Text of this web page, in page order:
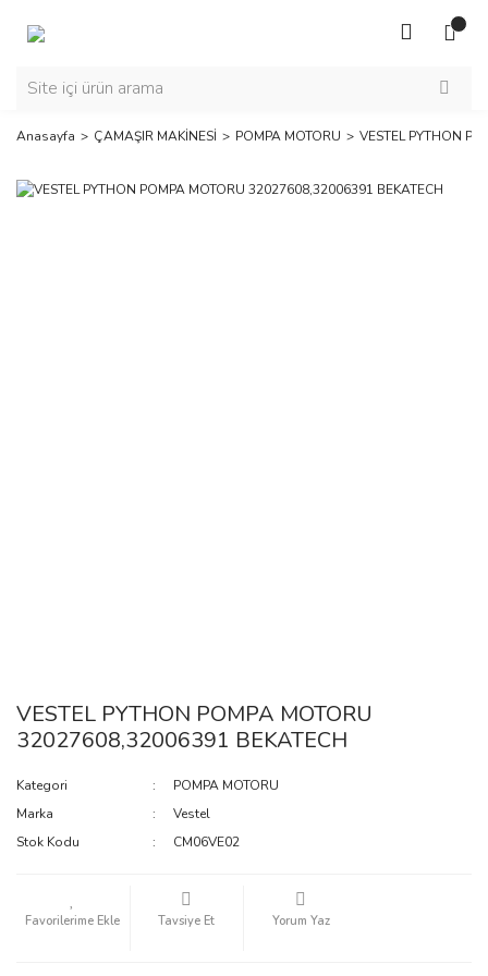
Anasayfa ÇAMAŞIR MAKİNESİ POMPA MOTORU VESTEL PYTHON
VESTEL PYTHON POMPA MOTORU
32027608,32006391 BEKATECH
Kategori
POMPA MOTORU
Marka
Vestel
Stok Kodu
CM06VE02
Tavsiye Et Yorum Yaz